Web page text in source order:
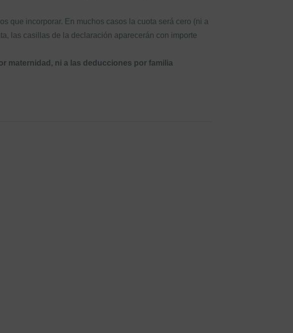
que incorporar. En muchos casos la cuota será cero (ni a
las casillas de la declaración aparecerán con importe
maternidad, ni a las deducciones por familia